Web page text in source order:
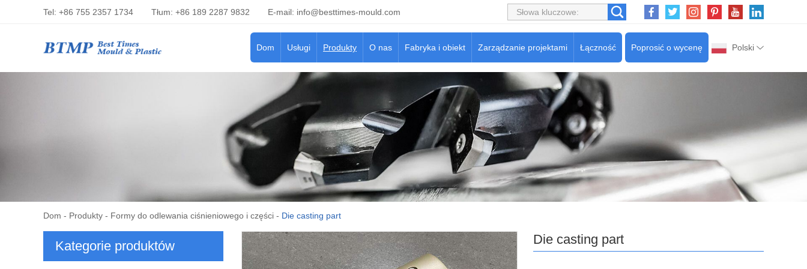
Tel: +86 755 2357 1734 Tłum: +86 189 2287 9832 E-mail: info@besttimes-mould.com
Polski
Poprosić o wycenę
Dom Usługi Produkty O nas Fabryka i obiekt Zarządzanie projektami Łączność
Dom - Produkty - Formy do odlewania ciśnieniowego i części - Die casting part
Die casting part
Kategorie produktów